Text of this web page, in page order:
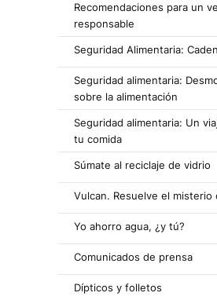
Recomendaciones para un
responsable
Seguridad Alimentaria:
Seguridad alimentaria:
sobre la alimentación
Seguridad alimentaria: Un
tu comida
Súmate al reciclaje de vidrio
Vulcan. Resuelve el misterio
Yo ahorro agua, ¿y tú?
Comunicados de prensa
Dípticos y folletos